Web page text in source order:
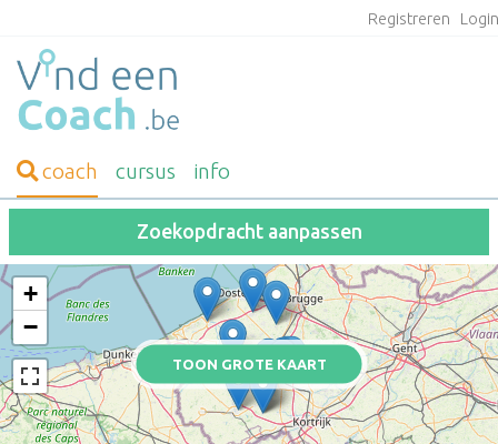
Registreren
coach cursus info
Zoekopdracht aanpassen
TOON GROTE KAART
+
−